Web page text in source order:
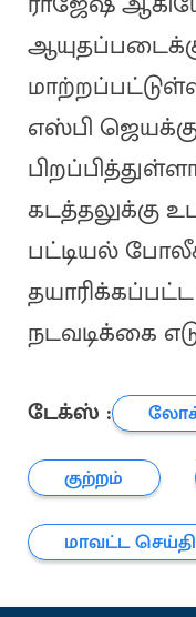
எஸ்பி
கடத்தலுக்கு
பட்டியல்
நடவடிக்கை
டேக்ஸ் :
குற்றம்
மாவட்ட